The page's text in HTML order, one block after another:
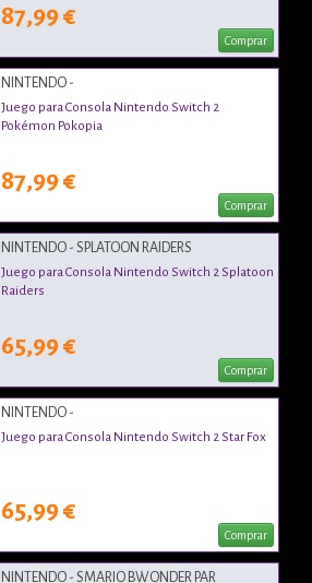
87,99 €
Comprar
NINTENDO -
Juego para Consola Nintendo Switch 2
Pokémon Pokopia
87,99 €
Comprar
NINTENDO - SPLATOON RAIDERS
Juego para Consola Nintendo Switch 2 Splatoon
Raiders
65,99 €
Comprar
NINTENDO -
Juego para Consola Nintendo Switch 2 Star Fox
65,99 €
Comprar
NINTENDO - SMARIO BWONDER PAR